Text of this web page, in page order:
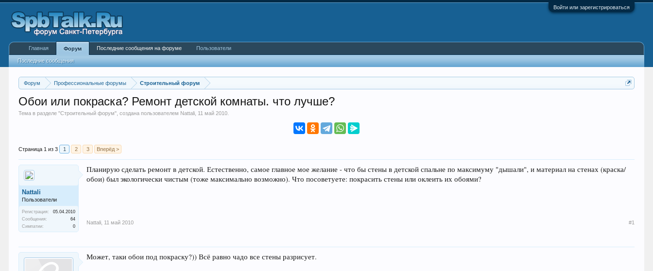
Войти или зарегистрироваться
Форум Профессиональные форумы Строительный форум
Обои или покраска? Ремонт детской комнаты. что лучше?
Тема в разделе "Строительный форум", создана пользователем Nattali 11 май 2010
Страница 1 из 3 1 2 3 Вперёд >
Nattali
Пользователи
Регистрация:
05.04.2010
Сообщения:
64
Симпатии:
0
Планирую сделать ремонт в детской. Естественно, самое главное мое желание - что бы стены в детской спальне по максимуму "дышали", и материал на стенах (краска/
обои) был экологически чистым (тоже максимально возможно). Что посоветуете: покрасить стены или оклеить их обоями?
Nattali 11 май 2010 #1
Может, таки обои под покраску?)) Всё равно чадо все стены разрисует.
Главная Форум
Последние сообщения
Последние сообщения на форуме Пользователи